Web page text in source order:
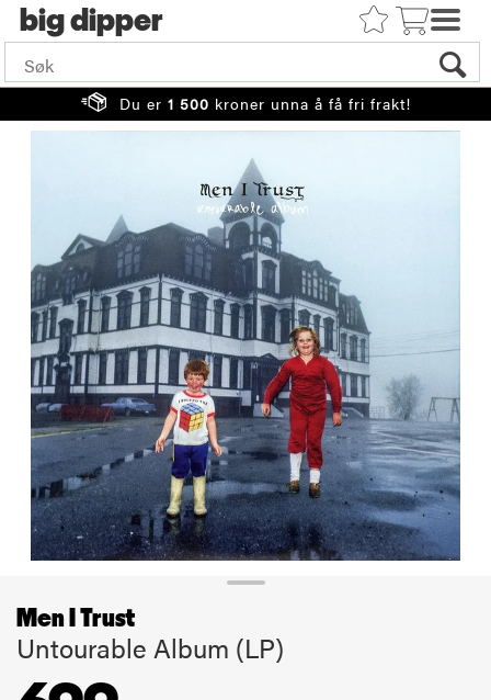
big
Du er 1 500 kroner unna å få fri frakt!
Men I Trust
Untourable Album (LP)